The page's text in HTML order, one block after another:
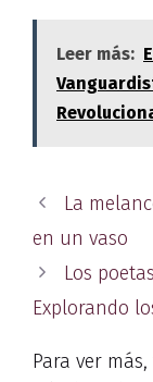
Leer más:
La
en un vaso
Los
Explorando
Para ver